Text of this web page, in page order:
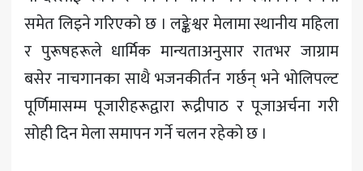
समेत लिइने गरिएको छ । लङ्केश्वर मेलामा स्थानीय महिला
र पुरूषहरूले धार्मिक मान्यताअनुसार रातभर जाग्राम
बसेर नाचगानका साथै भजनकीर्तन गर्छन् भने भोलिपल्ट
पूर्णिमासम्म पूजारीहरूद्वारा रूद्रीपाठ र पूजाअर्चना गरी
सोही दिन मेला समापन गर्ने चलन रहेको छ ।